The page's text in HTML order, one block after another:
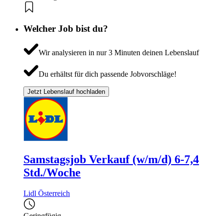
Welcher Job bist du?
Wir analysieren in nur 3 Minuten deinen Lebenslauf
Du erhältst für dich passende Jobvorschläge!
Jetzt Lebenslauf hochladen
Samstagsjob Verkauf (w/m/d) 6-7,4
Std./Woche
Lidl Österreich